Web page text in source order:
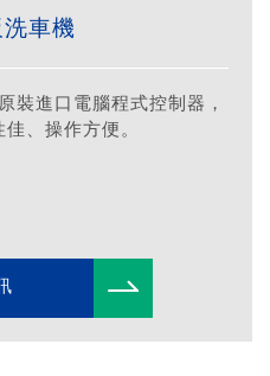
車機
裝進口電腦程式控制器，
、操作方便。